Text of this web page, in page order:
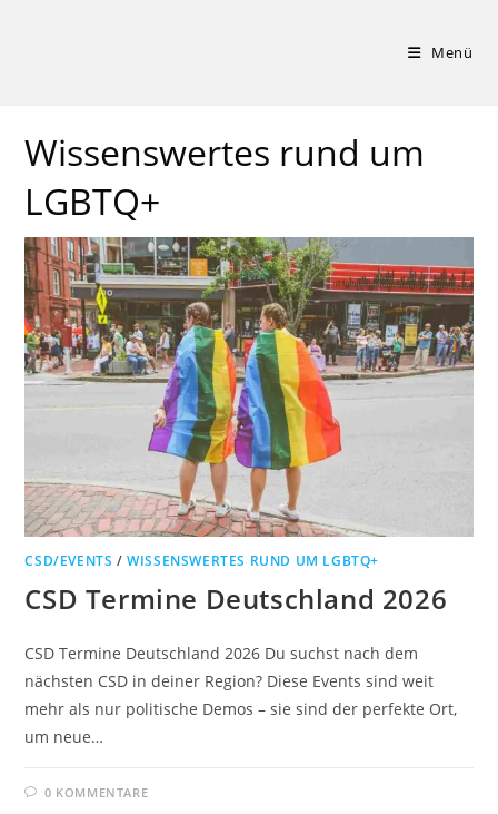
Menü
Wissenswertes rund um
LGBTQ+
CSD/EVENTS /WISSENSWERTES RUND UM LGBTQ+
CSD Termine Deutschland 2026
CSD Termine Deutschland 2026 Du suchst nach dem
nächsten CSD in deiner Region? Diese Events sind weit
mehr als nur politische Demos – sie sind der perfekte Ort,
um neue…
0 KOMMENTARE